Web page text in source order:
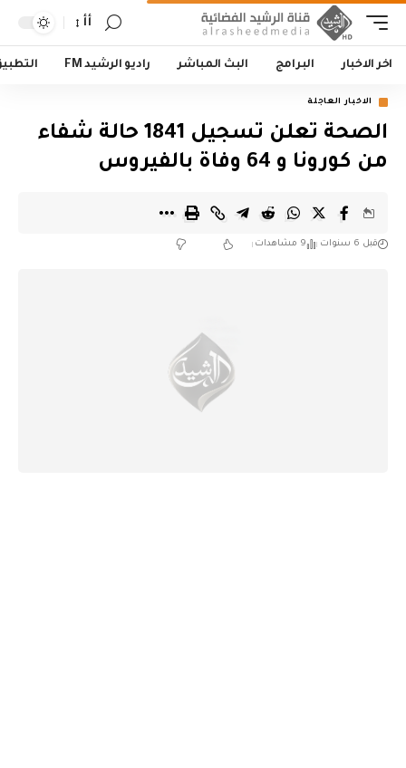
أأ
اخر الاخبار البرامج البث المباشر راديو الرشيد FM
الاخبار العاجلة
الصحة تعلن تسجيل 1841 حالة شفاء
من كورونا و 64 وفاة بالفيروس
قبل 6 سنوات 9 مشاهدات